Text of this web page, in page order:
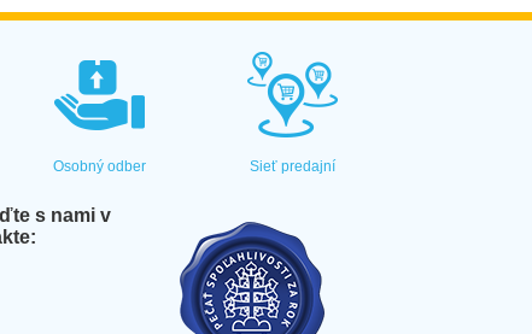
Osobný odber Sieť predajní
s nami v